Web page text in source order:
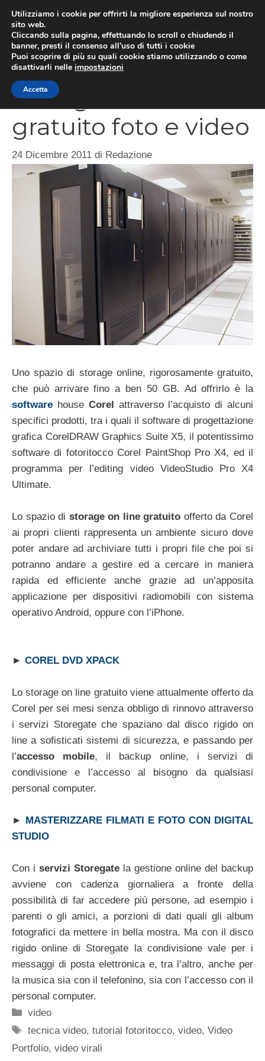
contenuto
Storage on line
gratuito foto e video
24 Dicembre 2011 di Redazione
Uno spazio di storage online, rigorosamente gratuito,
che può arrivare fino a ben 50 GB. Ad offrirlo è la
software house Corel
attraverso l’acquisto di alcuni
specifici prodotti, tra i quali il software di progettazione
grafica CorelDRAW Graphics Suite X5, il potentissimo
software di fotoritocco Corel PaintShop Pro X4, ed il
programma per l’editing video VideoStudio Pro X4
Ultimate.
Lo spazio di storage on line gratuito offerto da Corel
ai propri clienti rappresenta un ambiente sicuro dove
poter andare ad archiviare tutti i propri file che poi si
potranno andare a gestire ed a cercare in maniera
rapida ed efficiente anche grazie ad un’apposita
applicazione per dispositivi radiomobili con sistema
operativo Android, oppure con l’iPhone.
► COREL DVD XPACK
Lo storage on line gratuito viene attualmente offerto da
Corel per sei mesi senza obbligo di rinnovo attraverso
i servizi Storegate che spaziano dal disco rigido on
line a sofisticati sistemi di sicurezza, e passando per
l’accesso mobile, il backup online, i servizi di
condivisione e l’accesso al bisogno da qualsiasi
personal computer.
►
MASTERIZZARE FILMATI E FOTO CON DIGITAL
STUDIO
Con i servizi Storegate la gestione online del backup
avviene con cadenza giornaliera a fronte della
possibilità di far accedere più persone, ad esempio i
parenti o gli amici, a porzioni di dati quali gli album
fotografici da mettere in bella mostra. Ma con il disco
rigido online di Storegate la condivisione vale per i
messaggi di posta elettronica e, tra l’altro, anche per
la musica sia con il telefonino, sia con l’accesso con il
personal computer.
Categorie
video
Tag
tecnica video,tutorial fotoritocco,video,Video
Portfolio, video virali
Utilizziamo i cookie per offrirti la migliore esperienza sul nostro
sito web.
Cliccando sulla pagina, effettuando lo scroll o chiudendo il
banner, presti il consenso all’uso di tutti i cookie
Puoi scoprire di più su quali cookie stiamo utilizzando o come
disattivarli nelle impostazioni
Accetta